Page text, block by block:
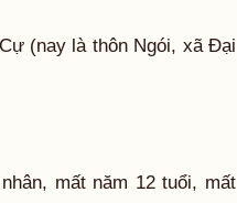
(nay là thôn Ngói, xã Đại
mất năm 12 tuổi, mất